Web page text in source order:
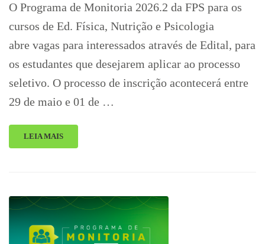
O Programa de Monitoria 2026.2 da FPS para os
cursos de Ed. Física, Nutrição e Psicologia
abre vagas para interessados através de Edital, para
os estudantes que desejarem aplicar ao processo
seletivo. O processo de inscrição acontecerá entre
29 de maio e 01 de …
LEIA MAIS